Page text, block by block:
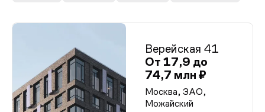
Верейская 41
От 17,9 до
74,7 млн ₽
Москва, ЗАО,
Можайский